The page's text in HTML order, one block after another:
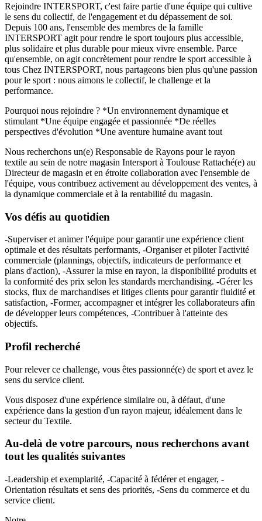
Rejoindre INTERSPORT, c'est faire partie d'une équipe qui cultive
le sens du collectif, de l'engagement et du dépassement de soi.
Depuis 100 ans, l'ensemble des membres de la famille
INTERSPORT agit pour rendre le sport toujours plus accessible,
plus solidaire et plus durable pour mieux vivre ensemble. Parce
qu'ensemble, on agit concrètement pour rendre le sport accessible à
tous Chez INTERSPORT, nous partageons bien plus qu'une passion
pour le sport : nous aimons le collectif, le challenge et la
performance.
Pourquoi nous rejoindre ? *Un environnement dynamique et
stimulant *Une équipe engagée et passionnée *De réelles
perspectives d'évolution *Une aventure humaine avant tout
Nous recherchons un(e) Responsable de Rayons pour le rayon
textile au sein de notre magasin Intersport à Toulouse Rattaché(e) au
Directeur de magasin et en étroite collaboration avec l'ensemble de
l'équipe, vous contribuez activement au développement des ventes, à
la dynamique commerciale et à la rentabilité du magasin.
Vos défis au quotidien
-Superviser et animer l'équipe pour garantir une expérience client
optimale et des résultats performants, -Organiser et piloter l'activité
commerciale (plannings, objectifs, indicateurs de performance et
plans d'action), -Assurer la mise en rayon, la disponibilité produits et
la conformité des prix selon les standards merchandising. -Gérer les
stocks, flux de marchandises et litiges clients pour garantir fluidité et
satisfaction, -Former, accompagner et intégrer les collaborateurs afin
de développer leurs compétences, -Contribuer à l'atteinte des
objectifs.
Profil recherché
Pour relever ce challenge, vous êtes passionné(e) de sport et avez le
sens du service client.
Vous disposez d'une expérience similaire ou, à défaut, d'une
expérience dans la gestion d'un rayon majeur, idéalement dans le
secteur du Textile.
Au-delà de votre parcours, nous recherchons avant
tout les qualités suivantes
-Leadership et exemplarité, -Capacité à fédérer et engager, -
Orientation résultats et sens des priorités, -Sens du commerce et du
service client.